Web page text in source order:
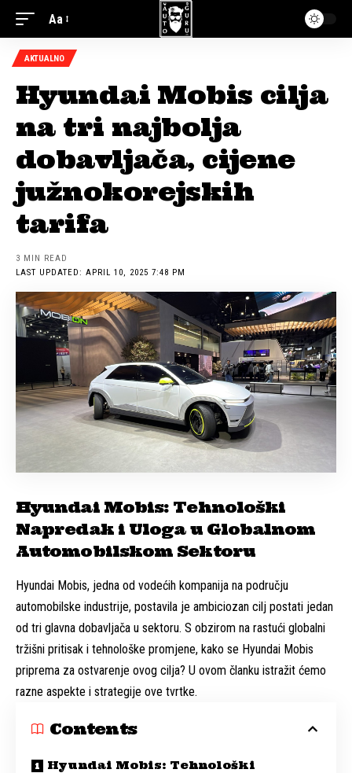
Aa
AKTUALNO
Hyundai Mobis cilja
na tri najbolja
dobavljača, cijene
južnokorejskih
tarifa
LAST UPDATED: APRIL 10, 2025 7:48 PM
3 MIN READ
Hyundai Mobis: Tehnološki
Napredak i Uloga u Globalnom
Automobilskom Sektoru
Hyundai Mobis, jedna od vodećih kompanija na području
automobilske industrije, postavila je ambiciozan cilj postati jedan
od tri glavna dobavljača u sektoru. S obzirom na rastući globalni
tržišni pritisak i tehnološke promjene, kako se Hyundai Mobis
priprema za ostvarenje ovog cilja? U ovom članku istražit ćemo
razne aspekte i strategije ove tvrtke.
Contents
Hyundai Mobis: Tehnološki